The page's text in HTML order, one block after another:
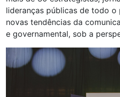
lideranças públicas de todo o
novas tendências da
e governamental, sob a